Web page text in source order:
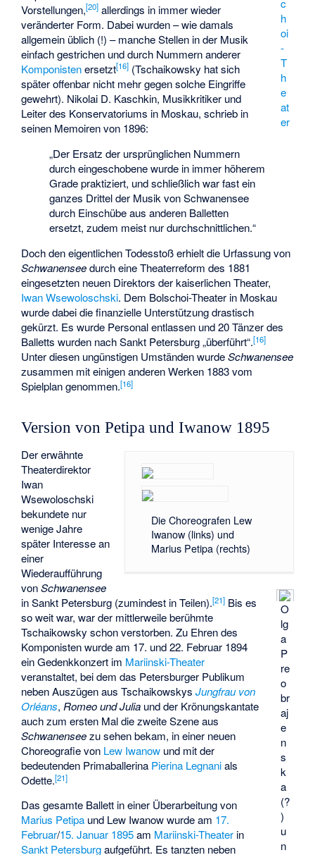
c
h
oi
-
T
h
e
at
er
Vorstellungen,[20] allerdings in immer wieder
veränderter Form. Dabei wurden – wie damals
allgemein üblich (!) – manche Stellen in der Musik
einfach gestrichen und durch Nummern anderer
Komponistenersetzt[16] (Tschaikowsky hat sich
später offenbar nicht mehr gegen solche Eingriffe
gewehrt). Nikolai D. Kaschkin, Musikkritiker und
Leiter des Konservatoriums in Moskau, schrieb in
seinen Memoiren von 1896:
„Der Ersatz der ursprünglichen Nummern
durch eingeschobene wurde in immer höherem
Grade praktiziert, und schließlich war fast ein
ganzes Drittel der Musik von Schwanensee
durch Einschübe aus anderen Balletten
ersetzt, zudem meist nur durchschnittlichen.“
Doch den eigentlichen Todesstoß erhielt die Urfassung von
Schwanenseedurch eine Theaterreform des 1881
eingesetzten neuen Direktors der kaiserlichen Theater,
Iwan Wsewoloschski. Dem Bolschoi-Theater in Moskau
wurde dabei die finanzielle Unterstützung drastisch
gekürzt. Es wurde Personal entlassen und 20 Tänzer des
Balletts wurden nach Sankt Petersburg „überführt“.[16]
Unter diesen ungünstigen Umständen wurdeSchwanensee
zusammen mit einigen anderen Werken 1883 vom
Spielplan genommen.[16]
Version von Petipa und Iwanow 1895
Die Choreografen Lew
Iwanow (links) und
Marius Petipa (rechts)
O
lg
a
P
re
o
br
aj
e
n
s
k
a
(?
)
u
n
Der erwähnte
Theaterdirektor
Iwan
Wsewoloschski
bekundete nur
wenige Jahre
später Interesse an
einer
Wiederaufführung
vonSchwanensee
in Sankt Petersburg (zumindest in Teilen).[21] Bis es
so weit war, war der mittlerweile berühmte
Tschaikowsky schon verstorben. Zu Ehren des
Komponisten wurde am 17. und 22. Februar 1894
ein Gedenkkonzert im Mariinski-Theater
veranstaltet, bei dem das Petersburger Publikum
neben Auszügen aus TschaikowskysJungfrau von
Orléans,Romeo und Julia und der Krönungskantate
auch zum ersten Mal die zweite Szene aus
Schwanenseezu sehen bekam, in einer neuen
Choreografie von Lew Iwanow und mit der
bedeutenden Primaballerina Pierina Legnanials
Odette.[21]
Das gesamte Ballett in einer Überarbeitung von
Marius Petipa und Lew Iwanow wurde am 17.
Februar/15. Januar 1895am Mariinski-Theater in
Sankt Petersburgaufgeführt. Es tanzten neben